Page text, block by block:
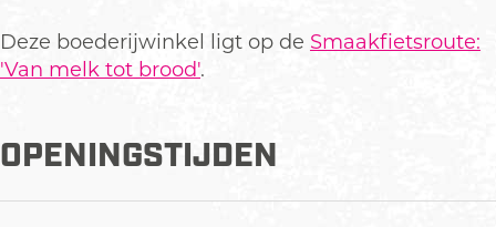
e
Deze boederijwinkel ligt op de Smaakfietsroute:
'Van melk tot brood'.
OPENINGSTIJDEN